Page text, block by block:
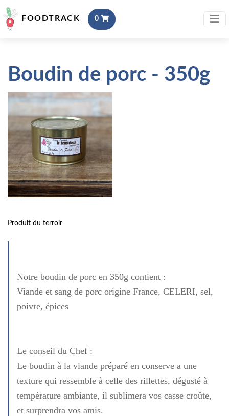
FOODTRACK 0
Boudin de porc - 350g
Produit du terroir
Notre boudin de porc en 350g contient :
Viande et sang de porc origine France, CELERI, sel,
poivre, épices
Le conseil du Chef :
Le boudin à la viande préparé en conserve a une
texture qui ressemble à celle des rillettes, dégusté à
température ambiante, il sublimera vos casse croûte,
et surprendra vos amis.